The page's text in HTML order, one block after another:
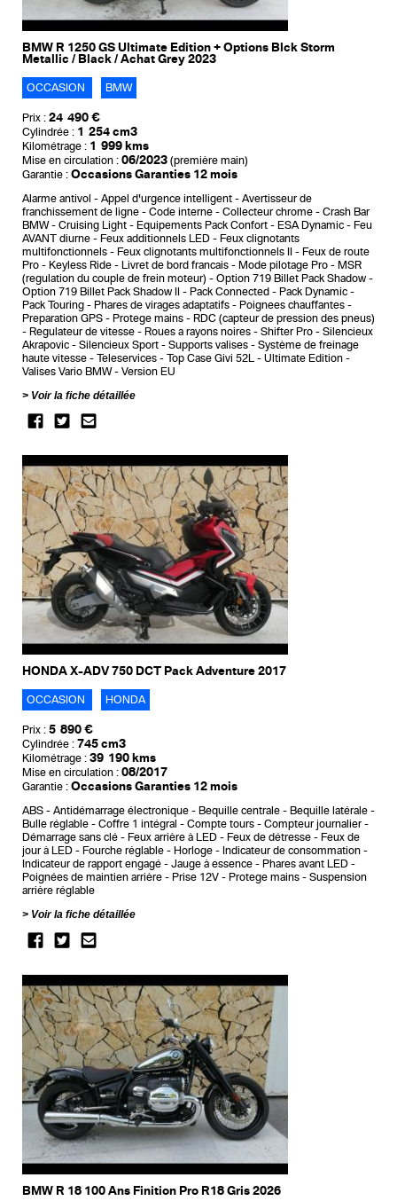
BMW R 1250 GS Ultimate Edition + Options Blck Storm
Metallic / Black / Achat Grey 2023
OCCASION BMW
Prix : 24 490 €
Cylindrée : 1 254 cm3
Kilométrage : 1 999 kms
Mise en circulation : 06/2023 (première main)
Garantie : Occasions Garanties 12 mois
Alarme antivol Appel d'urgence intelligent
Avertisseur de
franchissement de ligne
Code interne Collecteur chrome
Crash Bar
BMW
Cruising Light Equipements Pack Confort ESA Dynamic
Feu
AVANT diurne
Feux additionnels LED
Feux clignotants
multifonctionnels
Feux clignotants multifonctionnels II
Feux de route
Pro
Keyless Ride Livret de bord francais Mode pilotage Pro
MSR
(regulation du couple de frein moteur)
Option 719 Billet Pack Shadow
Option 719 Billet Pack Shadow II
Pack Connected
Pack Dynamic
Pack Touring
Phares de virages adaptatifs
Poignees chauffantes
Preparation GPS
Protege mains
RDC (capteur de pression des pneus)
Regulateur de vitesse
Roues a rayons noires Shifter Pro
Silencieux
Akrapovic
Silencieux Sport Supports valises
Système de freinage
haute vitesse
Teleservices Top Case Givi 52L
Ultimate Edition
Valises Vario BMW
Version EU
Voir la fiche détaillée
HONDA X-ADV 750 DCT Pack Adventure 2017
OCCASION HONDA
Prix : 5 890 €
Cylindrée : 745 cm3
Kilométrage : 39 190 kms
Mise en circulation : 08/2017
Garantie : Occasions Garanties 12 mois
ABS Antidémarrage électronique Bequille centrale
Bequille latérale
Bulle réglable
Coffre 1 intégral Compte tours
Compteur journalier
Démarrage sans clé
Feux arrière à LED Feux de détresse
Feux de
jour à LED
Fourche réglable Horloge
Indicateur de consommation
Indicateur de rapport engagé
Jauge à essence
Phares avant LED
Poignées de maintien arrière
Prise 12V Protege mains
Suspension
arrière réglable
Voir la fiche détaillée
BMW R 18 100 Ans Finition Pro R18 Gris 2026